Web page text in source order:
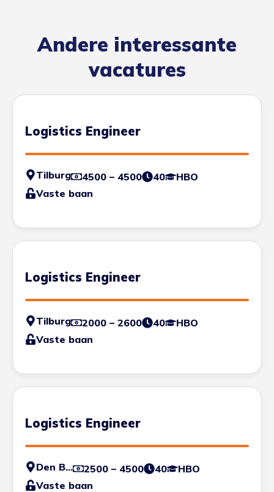
Andere interessante
vacatures
Logistics Engineer
Tilburg 4500 – 4500 40
HBO
Vaste baan
Logistics Engineer
Tilburg 2000 – 2600 40
HBO
Vaste baan
Logistics Engineer
Den Bosch 2500 – 4500 40
HBO
Vaste baan